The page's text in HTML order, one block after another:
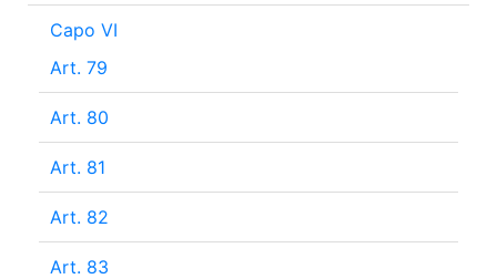
Capo VI
Art. 79
Art. 80
Art. 81
Art. 82
Art. 83